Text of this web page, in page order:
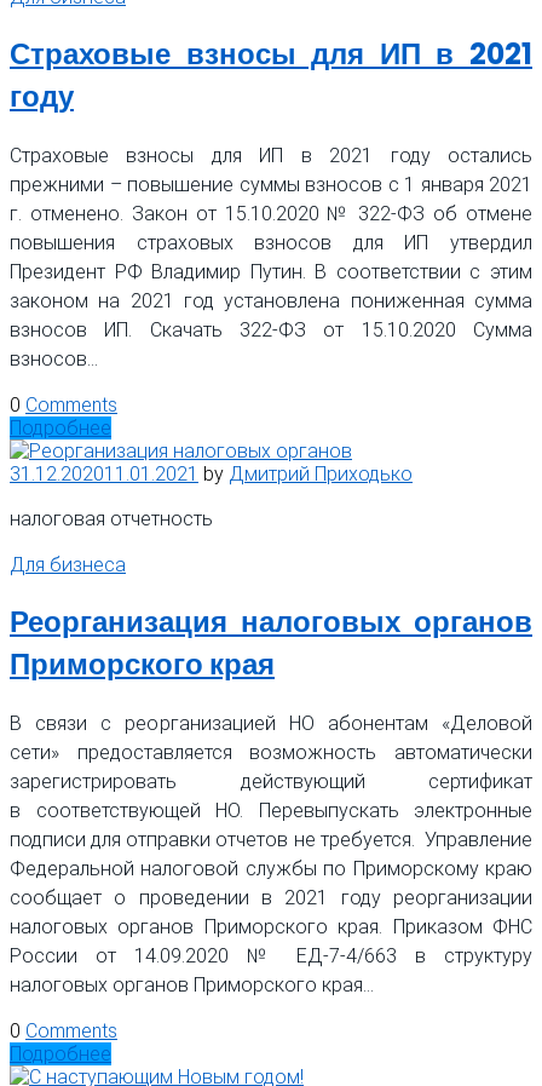
Страховые взносы для ИП в 2021
году
Страховые взносы для ИП в 2021 году остались
прежними – повышение суммы взносов с 1 января 2021
г. отменено. Закон от 15.10.2020 № 322-ФЗ об отмене
повышения страховых взносов для ИП утвердил
Президент РФ Владимир Путин. В соответствии с этим
законом на 2021 год установлена пониженная сумма
взносов ИП. Скачать 322-ФЗ от 15.10.2020 Сумма
взносов…
0 Comments
Подробнее
31.12.202011.01.2021 by Дмитрий Приходько
налоговая отчетность
Для бизнеса
Реорганизация налоговых органов
Приморского края
В связи с реорганизацией НО абонентам «Деловой
сети» предоставляется возможность автоматически
зарегистрировать действующий сертификат
в соответствующей НО. Перевыпускать электронные
подписи для отправки отчетов не требуется. Управление
Федеральной налоговой службы по Приморскому краю
сообщает о проведении в 2021 году реорганизации
налоговых органов Приморского края. Приказом ФНС
России от 14.09.2020 № ЕД-7-4/663 в структуру
налоговых органов Приморского края…
0 Comments
Подробнее